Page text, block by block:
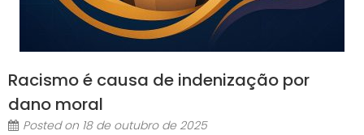
Racismo é causa de indenização por
dano moral
Posted on 18 de outubro de 2025